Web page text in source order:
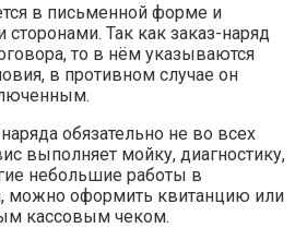
в письменной форме и
Так как заказ-наряд
то в нём указываются
в противном случае он
обязательно не во всех
выполняет мойку, диагностику,
небольшие работы в
можно оформить квитанцию или
кассовым чеком.